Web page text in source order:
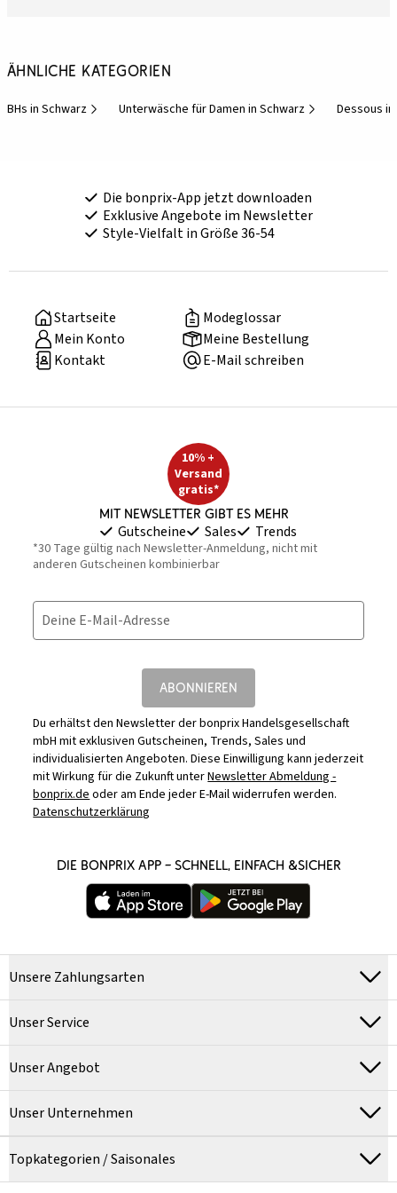
Ähnliche Kategorien
BHs in Schwarz Unterwäsche für Damen in Schwarz Dessous
Die bonprix-App jetzt downloaden
Exklusive Angebote im Newsletter
Style-Vielfalt in Größe 36-54
Startseite
Modeglossar
Mein Konto
Meine Bestellung
Kontakt
E-Mail schreiben
10% +
Versand
gratis*
Mit Newsletter gibt es mehr
Gutscheine Sales Trends
*30 Tage gültig nach Newsletter-Anmeldung, nicht mit
anderen Gutscheinen kombinierbar
Deine E-Mail-Adresse
ABONNIEREN
Du erhältst den Newsletter der bonprix Handelsgesellschaft
mbH mit exklusiven Gutscheinen, Trends, Sales und
individualisierten Angeboten. Diese Einwilligung kann jederzeit
mit Wirkung für die Zukunft unterNewsletter Abmeldung -
bonprix.deoder am Ende jeder E-Mail widerrufen werden.
Datenschutzerklärung
DIE BONPRIX APP – SCHNELL, EINFACH &SICHER
Unsere Zahlungsarten
Unser Service
Unser Angebot
Unser Unternehmen
Topkategorien / Saisonales